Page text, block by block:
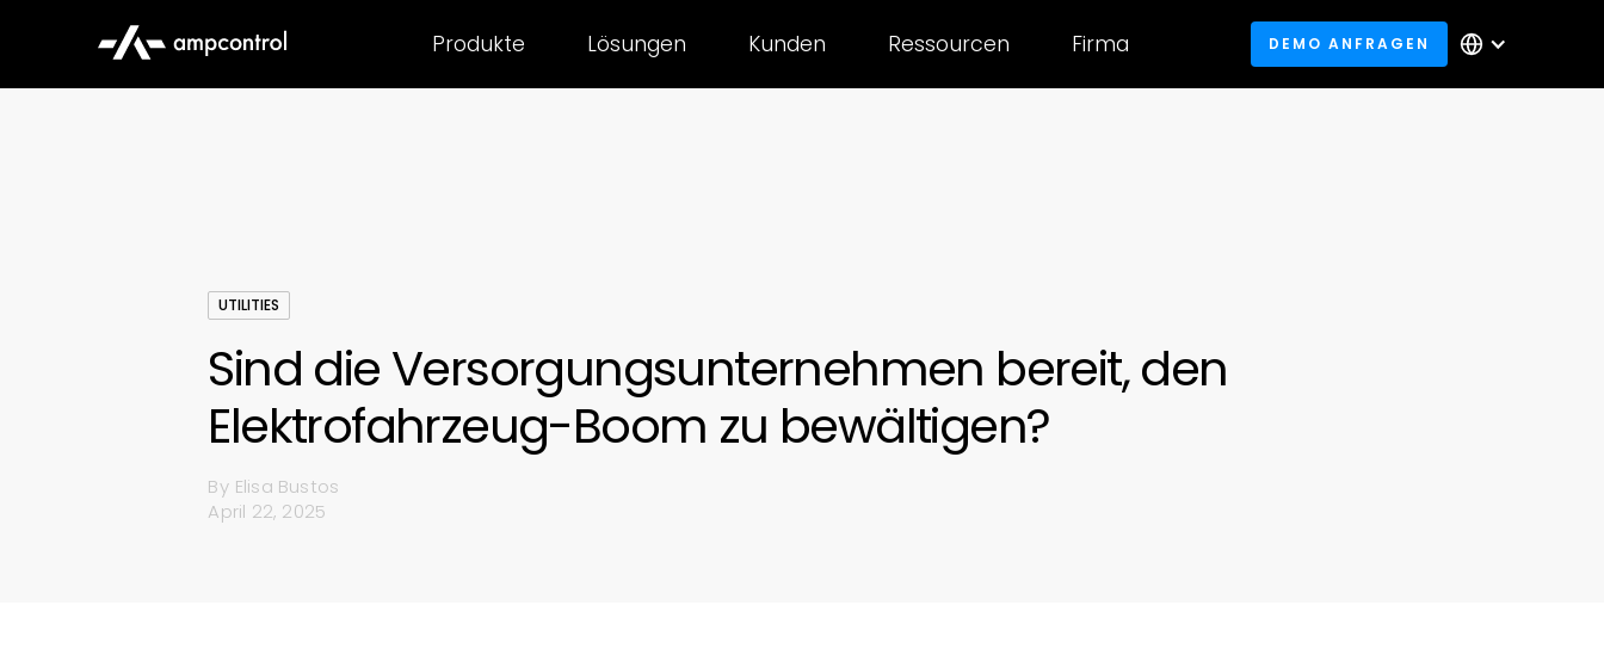
Produkte Lösungen Kunden Ressourcen Firma DEMO ANFRAGEN
UTILITIES
Sind die Versorgungsunternehmen bereit, den
Elektrofahrzeug-Boom zu bewältigen?
By Elisa Bustos
April 22, 2025